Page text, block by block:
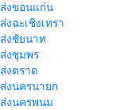
งขอนแก่น
งฉะเชิงเทรา
งชัยนาท
งชุมพร
งตราด
งนครนายก
งนครพนม